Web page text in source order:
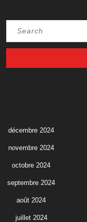
décembre 2024
novembre 2024
octobre 2024
septembre 2024
août 2024
juillet 2024